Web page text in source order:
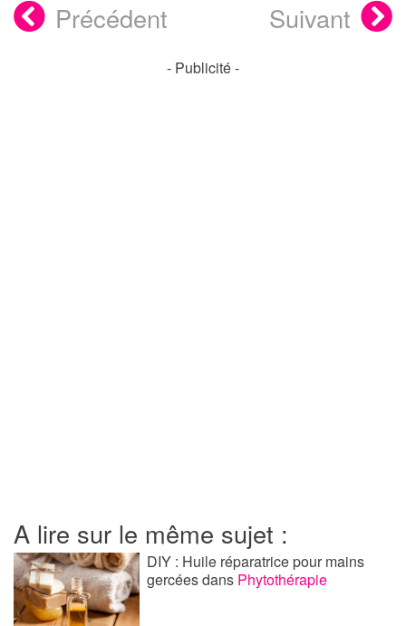
Précédent Suivant
- Publicité -
A lire sur le même sujet :
DIY : Huile réparatrice pour mains
gercéesdans Phytothérapie